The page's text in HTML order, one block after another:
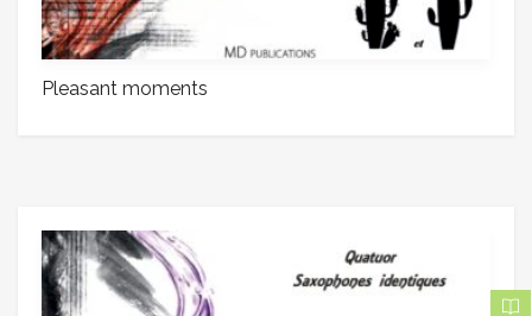
Pleasant moments